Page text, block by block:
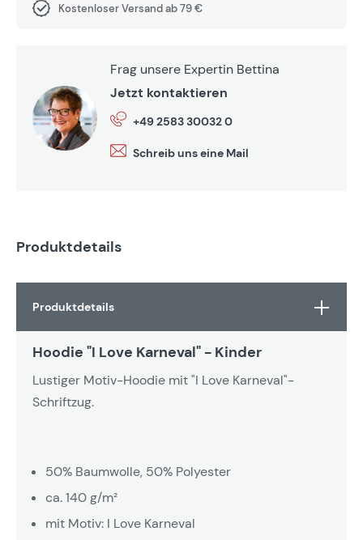
Kostenloser Versand ab 79 €
Frag unsere Expertin Bettina
Jetzt kontaktieren
+49 2583 30032 0
Schreib uns eine Mail
Produktdetails
Produktdetails
Hoodie "I Love Karneval" - Kinder
Lustiger Motiv-Hoodie mit "I Love Karneval"-
Schriftzug.
50% Baumwolle, 50% Polyester
ca. 140 g/m²
mit Motiv: I Love Karneval